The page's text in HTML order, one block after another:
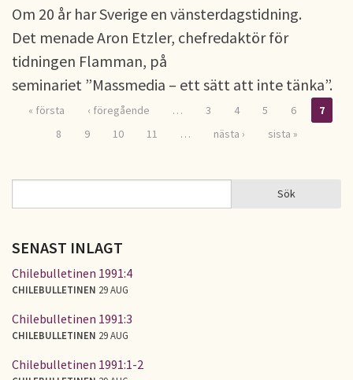
Om 20 år har Sverige en vänsterdagstidning.
Det menade Aron Etzler, chefredaktör för
tidningen Flamman, på
seminariet ”Massmedia – ett sätt att inte tänka”.
Sidor
« första ‹ föregående … 3 4 5 6
7
8
9 10 11 … nästa › sista »
SÖKFORMULÄR Sök
SENAST INLAGT
Chilebulletinen 1991:4
CHILEBULLETINEN 29 AUG
Chilebulletinen 1991:3
CHILEBULLETINEN 29 AUG
Chilebulletinen 1991:1-2